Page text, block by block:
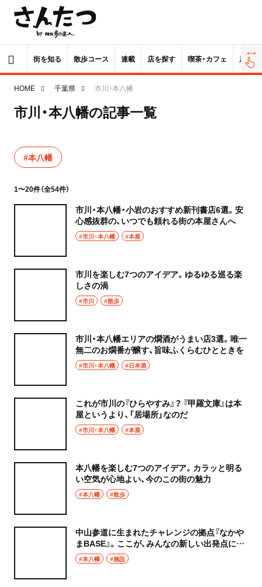
街を知る 散歩コース 連載 店を探す 喫茶・カフェ 居酒屋
HOME 千葉県 市川・本八幡
市川・本八幡の記事一覧
#本八幡
1〜20件（全54件）
市川・本八幡・小岩のおすすめ新刊書店6選。安
心感抜群の、いつでも頼れる街の本屋さんへ
#市川・本八幡 #本屋
市川を楽しむ7つのアイデア。ゆるゆる巡る楽
しさの渦
#市川 #散歩
市川・本八幡エリアの燗酒がうまい店3選。唯一
無二のお燗番が醸す、旨味ふくらむひとときを
#市川・本八幡 #日本酒
これが市川の『ひらやすみ』？ 『甲羅文庫』は本
屋というより、「居場所」なのだ
#市川・本八幡 #本屋
本八幡を楽しむ7つのアイデア。カラッと明る
い空気が心地よい、今のこの街の魅力
#本八幡 #散歩
中山参道に生まれたチャレンジの拠点『なかや
まBASE』。ここが、みんなの新しい出発点にな
る#本八幡 #施設